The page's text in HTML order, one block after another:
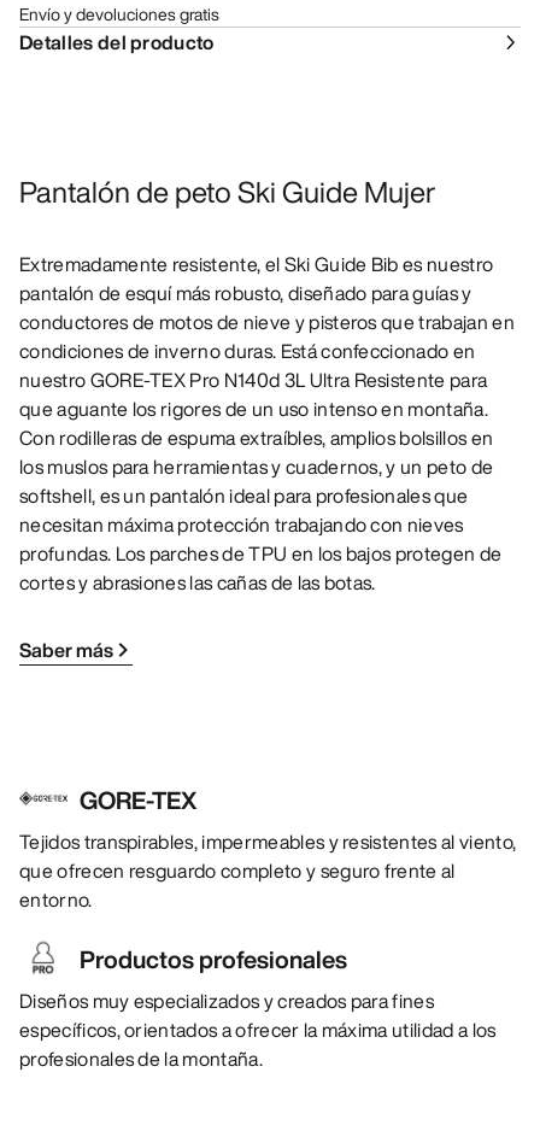
Envío y devoluciones gratis
Detalles del producto
Pantalón de peto Ski Guide Mujer
Extremadamente resistente, el Ski Guide Bib es nuestro
pantalón de esquí más robusto, diseñado para guías y
conductores de motos de nieve y pisteros que trabajan en
condiciones de inverno duras. Está confeccionado en
nuestro GORE-TEX Pro N140d 3L Ultra Resistente para
que aguante los rigores de un uso intenso en montaña.
Con rodilleras de espuma extraíbles, amplios bolsillos en
los muslos para herramientas y cuadernos, y un peto de
softshell, es un pantalón ideal para profesionales que
necesitan máxima protección trabajando con nieves
profundas. Los parches de TPU en los bajos protegen de
cortes y abrasiones las cañas de las botas.
Saber más
GORE-TEX
Tejidos transpirables, impermeables y resistentes al viento,
que ofrecen resguardo completo y seguro frente al
entorno.
Productos profesionales
Diseños muy especializados y creados para fines
específicos, orientados a ofrecer la máxima utilidad a los
profesionales de la montaña.